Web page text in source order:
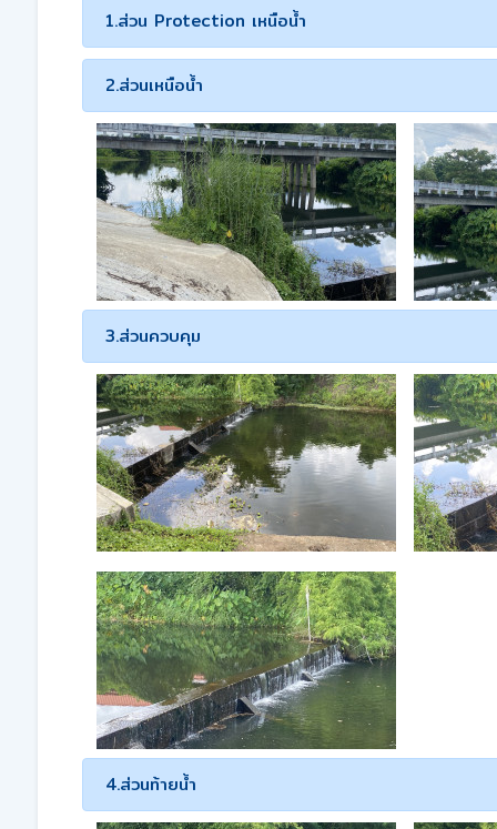
1.ส่วน Protection เหนือน้ำ
2.ส่วนเหนือน้ำ
3.ส่วนควบคุม
4.ส่วนท้ายน้ำ